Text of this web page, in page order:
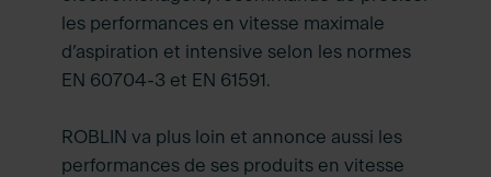
les performances en vitesse maximale
d’aspiration et intensive selon les normes
EN 60704-3 et EN 61591.
ROBLIN va plus loin et annonce aussi les
performances de ses produits en vitesse